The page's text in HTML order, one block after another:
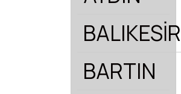
BALIKESİR
BARTIN